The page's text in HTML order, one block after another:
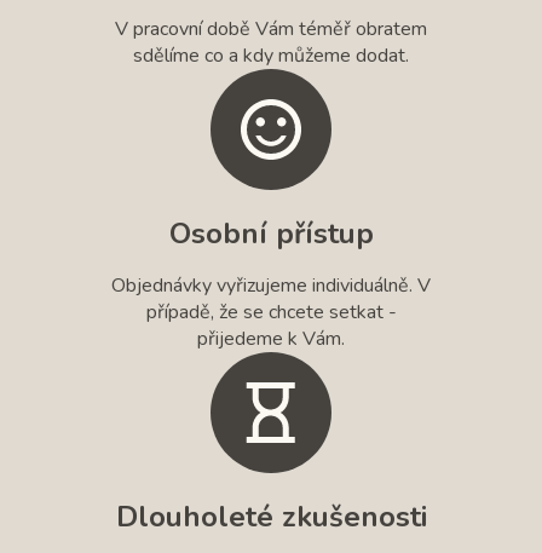
V pracovní době Vám téměř obratem
sdělíme co a kdy můžeme dodat.
Osobní přístup
Objednávky vyřizujeme individuálně. V
případě, že se chcete setkat -
přijedeme k Vám.
Dlouholeté zkušenosti